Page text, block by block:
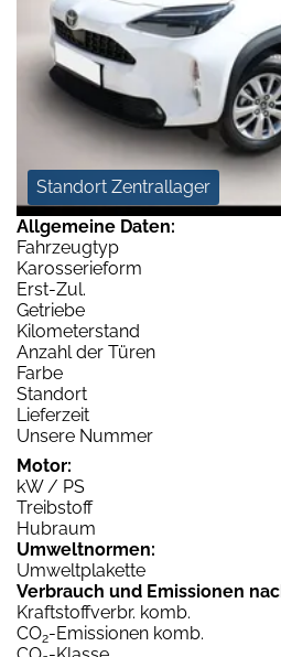
Standort Zentrallager
Allgemeine Daten:
Fahrzeugtyp
Karosserieform
Erst-Zul.
Getriebe
Kilometerstand
Anzahl der Türen
Farbe
Standort
Lieferzeit
Unsere Nummer
Motor:
kW / PS
Treibstoff
Hubraum
Umweltnormen:
Umweltplakette
Verbrauch und Emissionen
Kraftstoffverbr. komb.
CO2-Emissionen komb.